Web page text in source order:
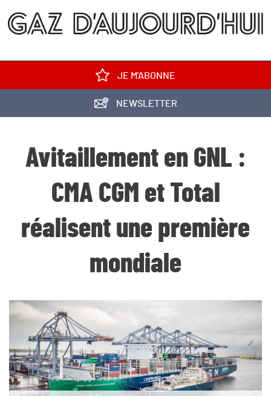
JE M'ABONNE
NEWSLETTER
Avitaillement en GNL :
CMA CGM et Total
réalisent une première
mondiale